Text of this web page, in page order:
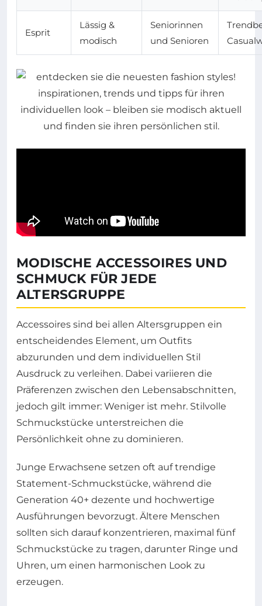
Esprit
Lässig &
modisch
Seniorinnen
und Senioren
MODISCHE ACCESSOIRES UND
SCHMUCK FÜR JEDE
ALTERSGRUPPE
Accessoires sind bei allen Altersgruppen ein
entscheidendes Element, um Outfits
abzurunden und dem individuellen Stil
Ausdruck zu verleihen. Dabei variieren die
Präferenzen zwischen den Lebensabschnitten,
jedoch gilt immer: Weniger ist mehr. Stilvolle
Schmuckstücke unterstreichen die
Persönlichkeit ohne zu dominieren.
Junge Erwachsene setzen oft auf trendige
Statement-Schmuckstücke, während die
Generation 40+ dezente und hochwertige
Ausführungen bevorzugt. Ältere Menschen
sollten sich darauf konzentrieren, maximal fünf
Schmuckstücke zu tragen, darunter Ringe und
Uhren, um einen harmonischen Look zu
erzeugen.